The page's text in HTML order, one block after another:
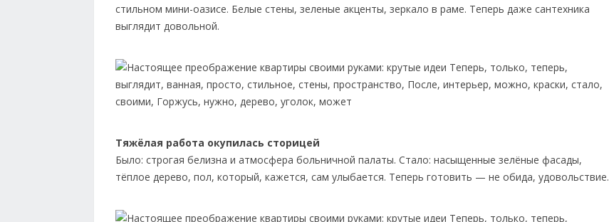
стильном мини-оазисе. Белые стены, зеленые акценты, зеркало в раме. Теперь даже сантехника
выглядит довольной.
Тяжёлая работа окупилась сторицей
Было: строгая белизна и атмосфера больничной палаты. Стало: насыщенные зелёные фасады,
тёплое дерево, пол, который, кажется, сам улыбается. Теперь готовить — не обида, удовольствие.